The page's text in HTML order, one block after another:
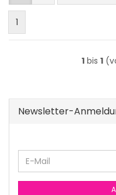
1
1 bis 1
Newsletter-
E-
Mail